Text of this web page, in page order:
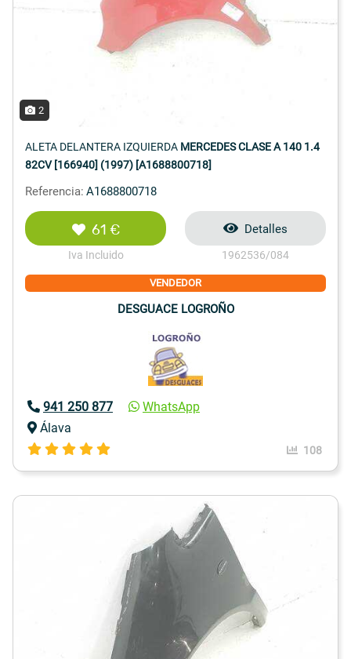
2
ALETA DELANTERA IZQUIERDA MERCEDES CLASE A 140 1.4
82CV [166940] (1997) [A1688800718]
Referencia: A1688800718
61 €
Iva Incluido
Detalles
1962536/084
VENDEDOR
DESGUACE LOGROÑO
941 250 877
WhatsApp
Álava
108